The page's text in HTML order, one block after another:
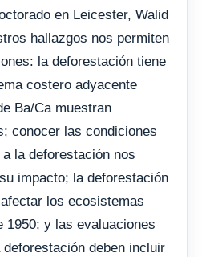
en Leicester, Walid
hallazgos nos permiten
la deforestación tiene
costero adyacente
Ba/Ca muestran
conocer las condiciones
la deforestación nos
impacto; la deforestación
los ecosistemas
1950; y las evaluaciones
deben incluir